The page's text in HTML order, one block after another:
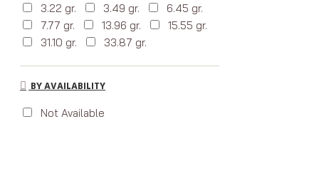
3.22 gr. 3.49 gr.
6.45 gr.
7.77 gr.
13.96 gr.
15.55 gr.
31.10 gr.
33.87 gr.
BY AVAILABILITY
Not Available